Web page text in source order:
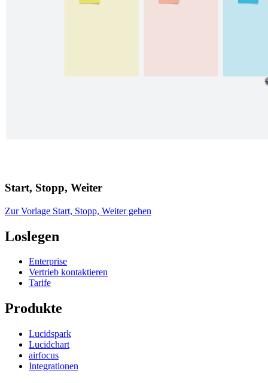
Start, Stopp, Weiter
Zur Vorlage Start, Stopp, Weiter gehen
Loslegen
Enterprise
Vertrieb kontaktieren
Tarife
Produkte
Lucidspark
Lucidchart
airfocus
Integrationen